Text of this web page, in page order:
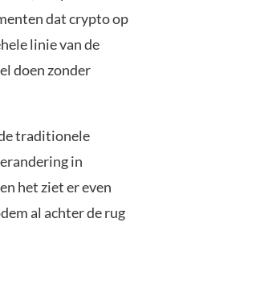
dat crypto op
linie van de
doen zonder
traditionele
in
het ziet er even
al achter de rug